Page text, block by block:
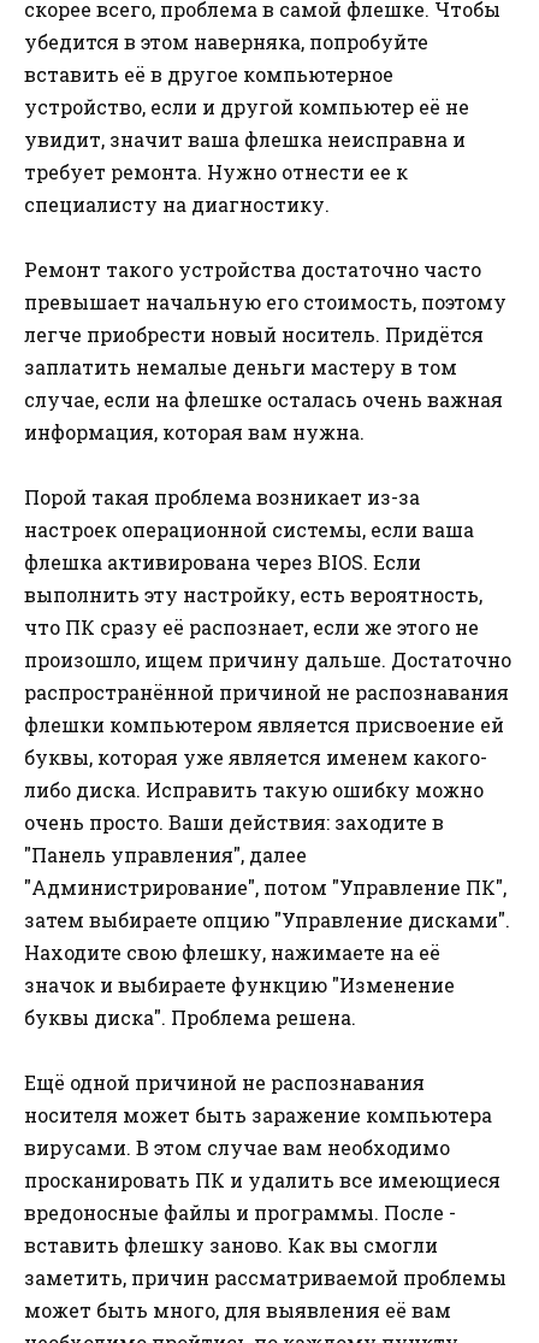
скорее всего, проблема в самой флешке. Чтобы
убедится в этом наверняка, попробуйте
вставить её в другое компьютерное
устройство, если и другой компьютер её не
увидит, значит ваша флешка неисправна и
требует ремонта. Нужно отнести ее к
специалисту на диагностику.
Ремонт такого устройства достаточно часто
превышает начальную его стоимость, поэтому
легче приобрести новый носитель. Придётся
заплатить немалые деньги мастеру в том
случае, если на флешке осталась очень важная
информация, которая вам нужна.
Порой такая проблема возникает из-за
настроек операционной системы, если ваша
флешка активирована через BIOS. Если
выполнить эту настройку, есть вероятность,
что ПК сразу её распознает, если же этого не
произошло, ищем причину дальше. Достаточно
распространённой причиной не распознавания
флешки компьютером является присвоение ей
буквы, которая уже является именем какого-
либо диска. Исправить такую ошибку можно
очень просто. Ваши действия: заходите в
"Панель управления", далее
"Администрирование", потом "Управление ПК",
затем выбираете опцию "Управление дисками".
Находите свою флешку, нажимаете на её
значок и выбираете функцию "Изменение
буквы диска". Проблема решена.
Ещё одной причиной не распознавания
носителя может быть заражение компьютера
вирусами. В этом случае вам необходимо
просканировать ПК и удалить все имеющиеся
вредоносные файлы и программы. После -
вставить флешку заново. Как вы смогли
заметить, причин рассматриваемой проблемы
может быть много, для выявления её вам